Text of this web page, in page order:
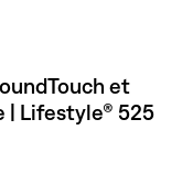
et
| Lifestyle® 525